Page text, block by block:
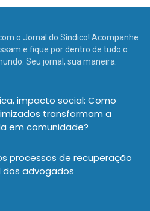
o Jornal do Síndico! Acompanhe
e fique por dentro de tudo o
Seu jornal, sua maneira.
impacto social: Como
transformam a
em comunidade?
processos de recuperação
dos advogados